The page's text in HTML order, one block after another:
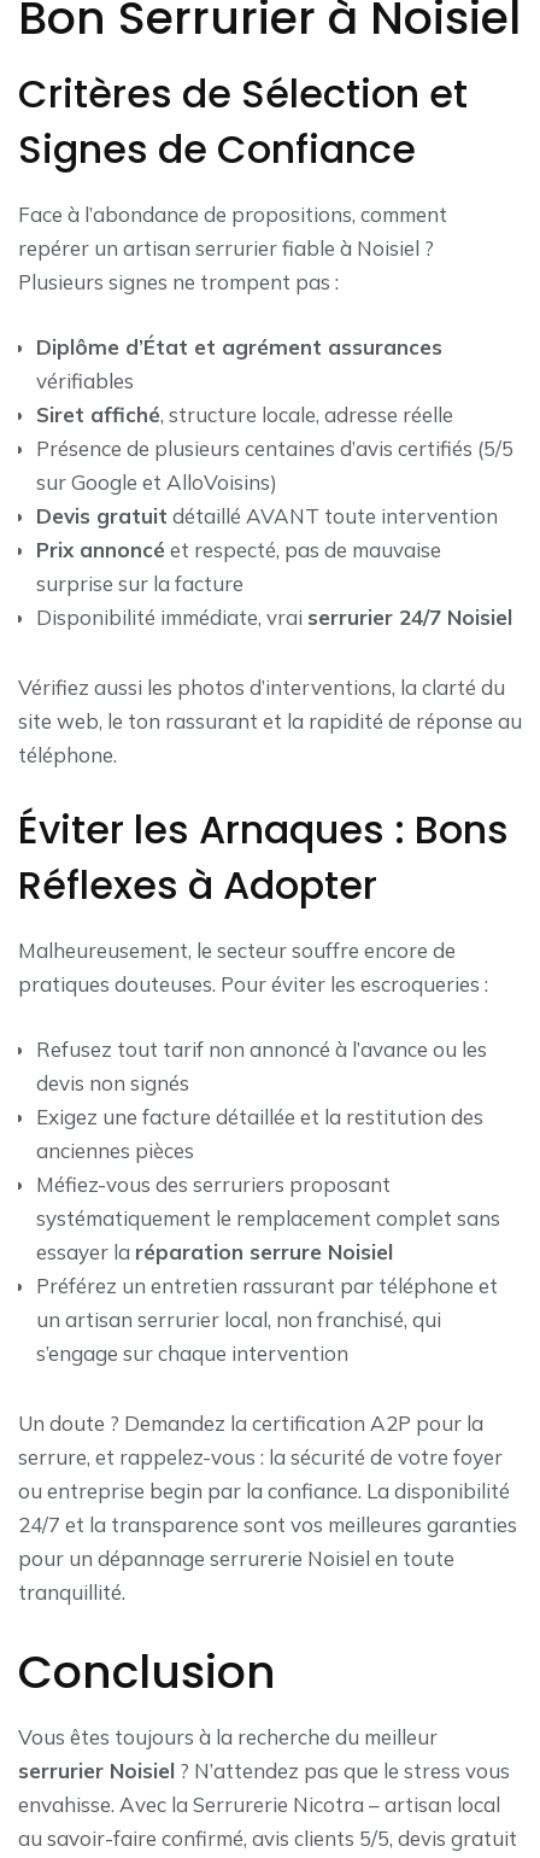
Bon Serrurier à Noisiel
Critères de Sélection et
Signes de Confiance
Face à l’abondance de propositions, comment
repérer un artisan serrurier fiable à Noisiel ?
Plusieurs signes ne trompent pas :
Diplôme d’État et agrément assurances
vérifiables
Siret affiché, structure locale, adresse réelle
Présence de plusieurs centaines d’avis certifiés (5/5
sur Google et AlloVoisins)
Devis gratuit détaillé AVANT toute intervention
Prix annoncé et respecté, pas de mauvaise
surprise sur la facture
Disponibilité immédiate, vrai serrurier 24/7 Noisiel
Vérifiez aussi les photos d’interventions, la clarté du
site web, le ton rassurant et la rapidité de réponse au
téléphone.
Éviter les Arnaques : Bons
Réflexes à Adopter
Malheureusement, le secteur souffre encore de
pratiques douteuses. Pour éviter les escroqueries :
Refusez tout tarif non annoncé à l’avance ou les
devis non signés
Exigez une facture détaillée et la restitution des
anciennes pièces
Méfiez-vous des serruriers proposant
systématiquement le remplacement complet sans
essayer la réparation serrure Noisiel
Préférez un entretien rassurant par téléphone et
un artisan serrurier local, non franchisé, qui
s’engage sur chaque intervention
Un doute ? Demandez la certification A2P pour la
serrure, et rappelez-vous : la sécurité de votre foyer
ou entreprise begin par la confiance. La disponibilité
24/7 et la transparence sont vos meilleures garanties
pour un dépannage serrurerie Noisiel en toute
tranquillité.
Conclusion
Vous êtes toujours à la recherche du meilleur
serrurier Noisiel ? N’attendez pas que le stress vous
envahisse. Avec la Serrurerie Nicotra – artisan local
au savoir-faire confirmé, avis clients 5/5, devis gratuit